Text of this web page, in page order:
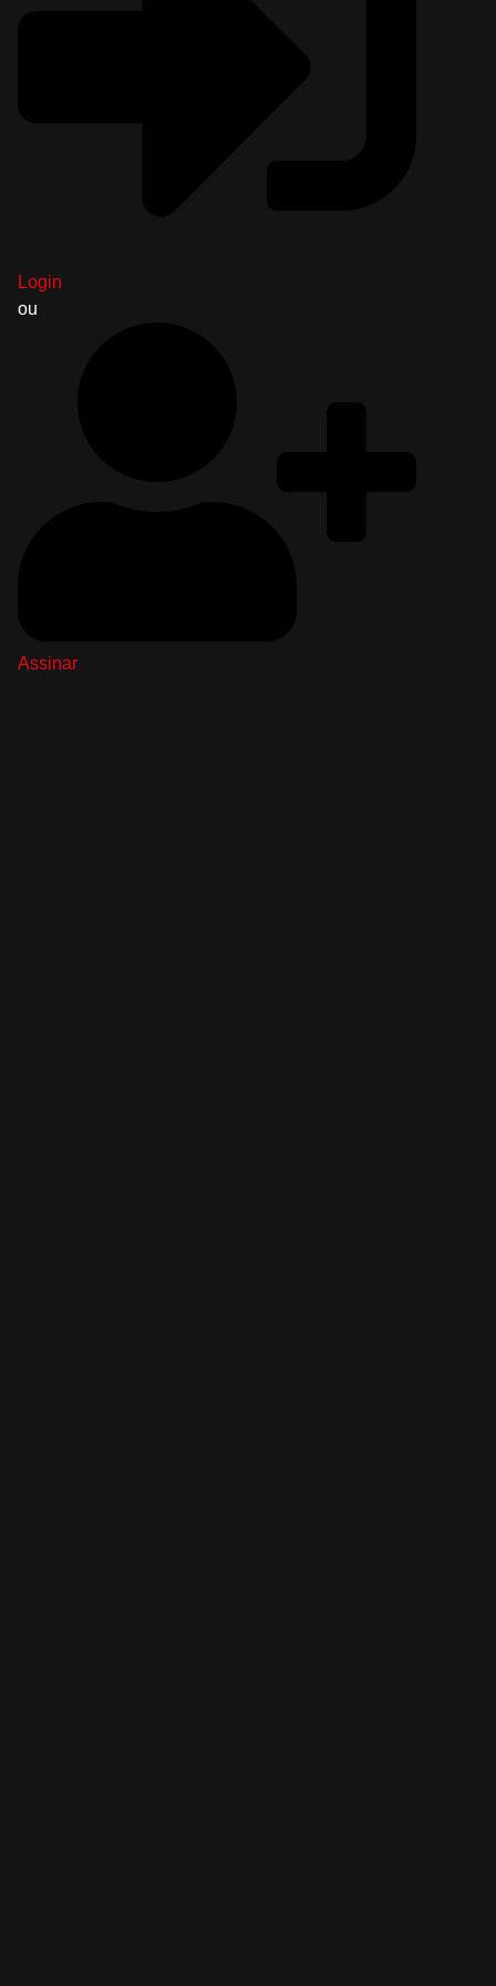
Login
ou
Assinar